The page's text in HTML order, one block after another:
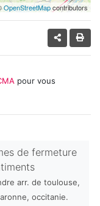
OpenStreetMapcontributors
pour vous
de fermeture
arr. de toulouse,
occitanie.